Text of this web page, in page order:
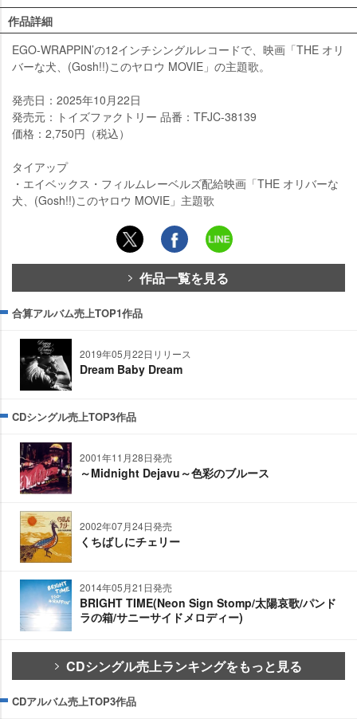
作品詳細
EGO-WRAPPIN’の12インチシングルレコードで、映画「THE オリ
バーな犬、(Gosh!!)このヤロウ MOVIE」の主題歌。
発売日：2025年10月22日
発売元：トイズファクトリー 品番：TFJC-38139
価格：2,750円（税込）
タイアップ
・エイベックス・フィルムレーベルズ配給映画「THE オリバーな
犬、(Gosh!!)このヤロウ MOVIE」主題歌
作品一覧を見る
合算アルバム売上TOP1作品
2019年05月22日リリース
Dream Baby Dream
CDシングル売上TOP3作品
2001年11月28日発売
～Midnight Dejavu～色彩のブルース
2002年07月24日発売
くちばしにチェリー
2014年05月21日発売
BRIGHT TIME(Neon Sign Stomp/太陽哀歌/パンド
ラの箱/サニーサイドメロディー)
CDシングル売上ランキングをもっと見る
CDアルバム売上TOP3作品